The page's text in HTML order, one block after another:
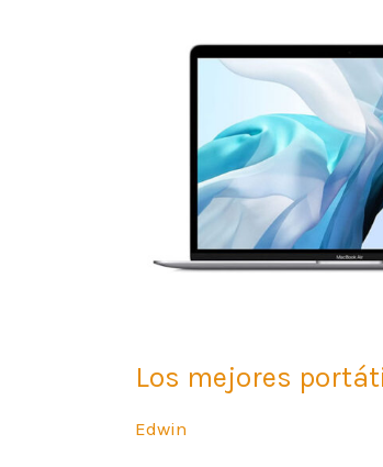
Los mejores
Edwin
rápidos